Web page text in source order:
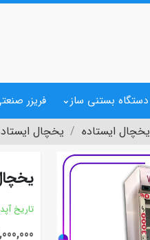
دستگاه بستنی ساز فریزر
یخچال ایستاده یخچال
یخچال
تاریخ
68,000,000